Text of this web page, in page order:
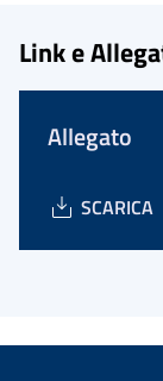
Link e
Allegato
SCARICA